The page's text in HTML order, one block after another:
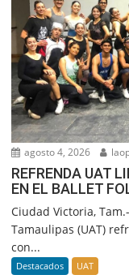
agosto 4, 2026
REFRENDA UAT
EN EL BALLET
Ciudad Victoria,
Tamaulipas (UAT)
con...
Destacados UAT